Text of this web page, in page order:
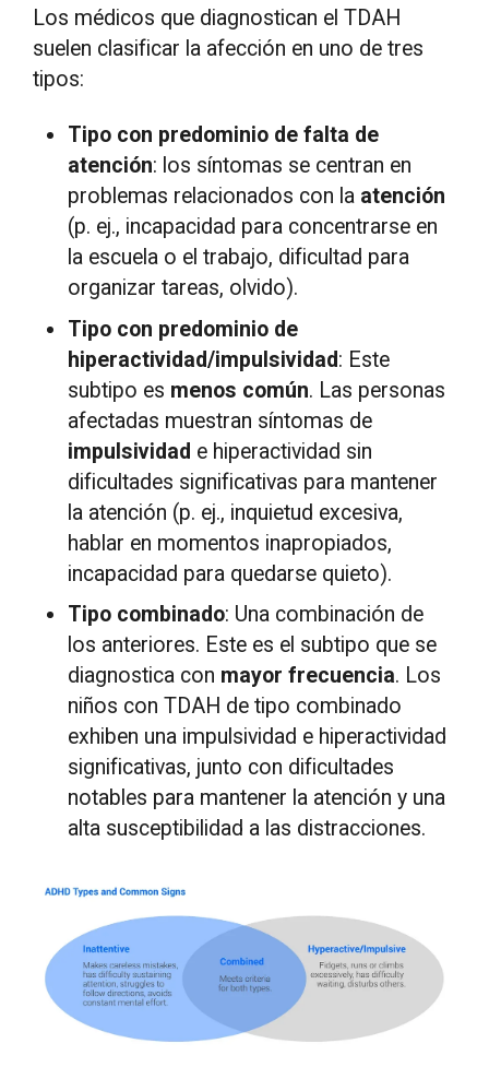
Los médicos que diagnostican el TDAH
suelen clasificar la afección en uno de tres
tipos:
Tipo con predominio de falta de
atención: los síntomas se centran en
problemas relacionados con la atención
(p. ej., incapacidad para concentrarse en
la escuela o el trabajo, dificultad para
organizar tareas, olvido).
Tipo con predominio de
hiperactividad/impulsividad: Este
subtipo es menos común. Las personas
afectadas muestran síntomas de
impulsividad e hiperactividad sin
dificultades significativas para mantener
la atención (p. ej., inquietud excesiva,
hablar en momentos inapropiados,
incapacidad para quedarse quieto).
Tipo combinado: Una combinación de
los anteriores. Este es el subtipo que se
diagnostica con mayor frecuencia. Los
niños con TDAH de tipo combinado
exhiben una impulsividad e hiperactividad
significativas, junto con dificultades
notables para mantener la atención y una
alta susceptibilidad a las distracciones.